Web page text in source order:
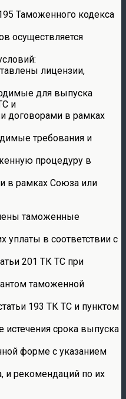
Таможенного кодекса
осуществляется
лицензии,
для выпуска
и
договорами в рамках
требования и
процедуру в
в рамках Союза или
таможенные
уплаты в соответствии с
201 ТК ТС при
таможенной
193 ТК ТС и пунктом
срока выпуска
форме с указанием
и рекомендаций по их